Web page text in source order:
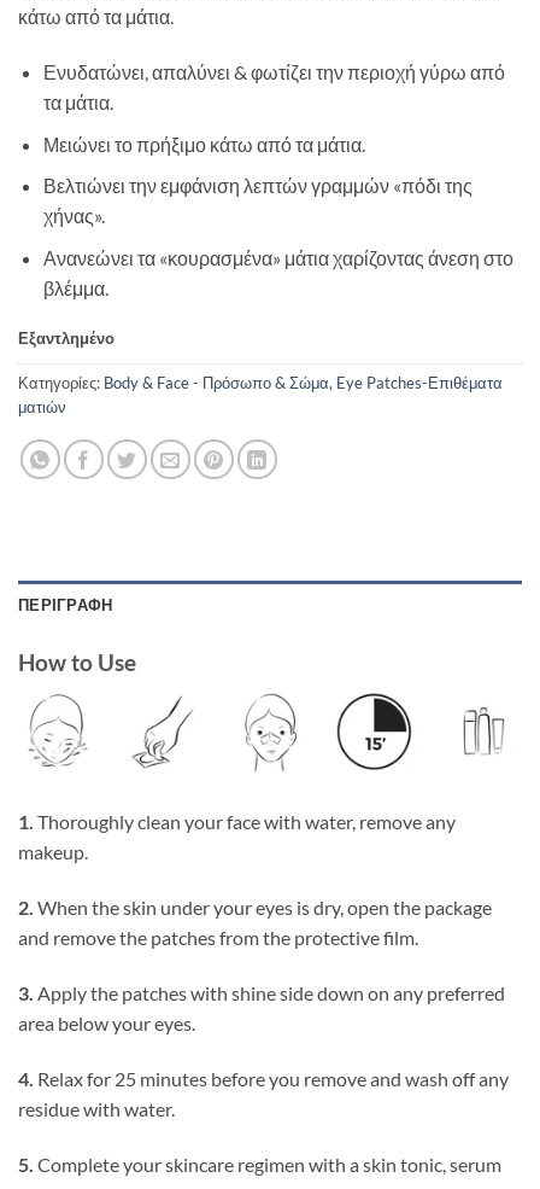
κάτω από τα μάτια.
Ενυδατώνει, απαλύνει & φωτίζει την περιοχή γύρω από
τα μάτια.
Μειώνει το πρήξιμο κάτω από τα μάτια.
Βελτιώνει την εμφάνιση λεπτών γραμμών «πόδι της
χήνας».
Ανανεώνει τα «κουρασμένα» μάτια χαρίζοντας άνεση στο
βλέμμα.
Εξαντλημένο
Κατηγορίες: Body & Face - Πρόσωπο & Σώμα, Eye Patches-Επιθέματα
ματιών
ΠΕΡΙΓΡΑΦΉ
How to Use
1. Thoroughly clean your face with water, remove any
makeup.
2. When the skin under your eyes is dry, open the package
and remove the patches from the protective film.
3. Apply the patches with shine side down on any preferred
area below your eyes.
4. Relax for 25 minutes before you remove and wash off any
residue with water.
5. Complete your skincare regimen with a skin tonic, serum